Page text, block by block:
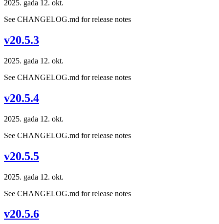
2025. gada 12. okt.
See CHANGELOG.md for release notes
v20.5.3
2025. gada 12. okt.
See CHANGELOG.md for release notes
v20.5.4
2025. gada 12. okt.
See CHANGELOG.md for release notes
v20.5.5
2025. gada 12. okt.
See CHANGELOG.md for release notes
v20.5.6